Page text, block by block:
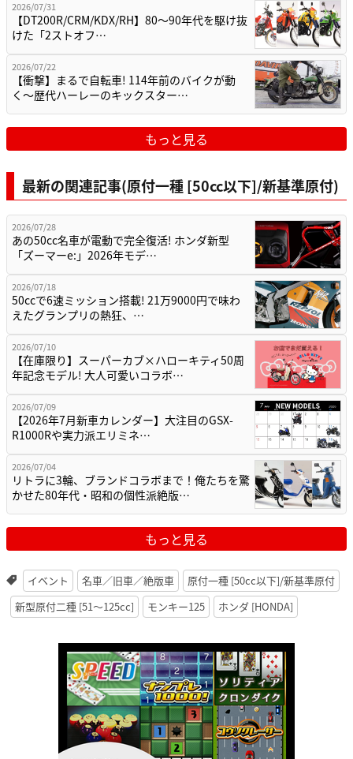
2026/07/31
【DT200R/CRM/KDX/RH】80〜90年代を駆け抜
けた「2ストオフ…
2026/07/22
【衝撃】まるで自転車! 114年前のバイクが動
く〜歴代ハーレーのキックスター…
もっと見る
最新の関連記事(原付一種 [50cc以下]/新基準原付)
2026/07/28
あの50cc名車が電動で完全復活! ホンダ新型
「ズーマーe:」2026年モデ…
2026/07/18
50ccで6速ミッション搭載! 21万9000円で味わ
えたグランプリの熱狂、…
2026/07/10
【在庫限り】スーパーカブ×ハローキティ50周
年記念モデル! 大人可愛いコラボ…
2026/07/09
【2026年7月新車カレンダー】大注目のGSX-
R1000Rや実力派エリミネ…
2026/07/04
リトラに3輪、ブランドコラボまで！俺たちを驚
かせた80年代・昭和の個性派絶版…
もっと見る
イベント 名車／旧車／絶版車
原付一種 [50cc以下]/新基準原付
新型原付二種 [51〜125cc]
モンキー125 ホンダ [HONDA]